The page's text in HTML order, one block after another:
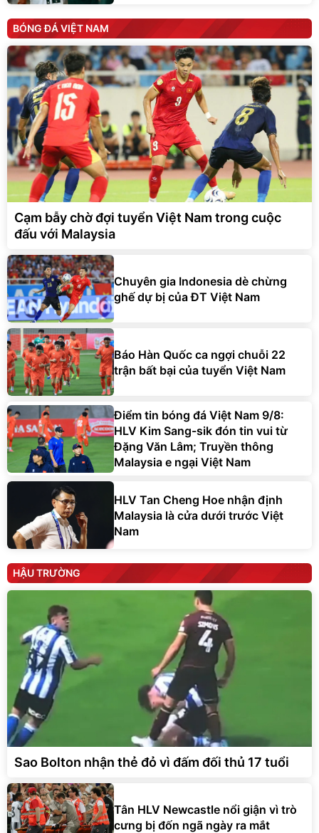
BÓNG ĐÁ VIỆT NAM
Cạm bẫy chờ đợi tuyển Việt Nam trong cuộc
đấu với Malaysia
Chuyên gia Indonesia dè chừng
ghế dự bị của ĐT Việt Nam
Báo Hàn Quốc ca ngợi chuỗi 22
trận bất bại của tuyển Việt Nam
Điểm tin bóng đá Việt Nam 9/8:
HLV Kim Sang-sik đón tin vui từ
Đặng Văn Lâm; Truyền thông
Malaysia e ngại Việt Nam
HLV Tan Cheng Hoe nhận định
Malaysia là cửa dưới trước Việt
Nam
HẬU TRƯỜNG
Sao Bolton nhận thẻ đỏ vì đấm đối thủ 17 tuổi
Tân HLV Newcastle nổi giận vì trò
cưng bị đốn ngã ngày ra mắt